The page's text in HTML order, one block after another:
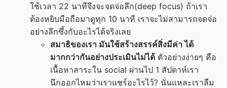
ใช้เวลา 22 นาทีจึงจะจดจ่อลึก(deep focus) ถ้าเรา
ต้องหยิบมือถือมาดูทุก 10 นาที เราจะไม่สามารถจดจ่อ
อย่างลึกซึ้งกับอะไรได้จริงเลย
สมาธิของเรา มันใช้สร้างสรรค์สิ่งมีค่า ได้
มากกว่ากันอย่างประเมินไม่ได้ตัวอย่างง่ายๆ คือ
เนื้อหาสาระใน social ผ่านไป 1 สัปดาห์เรา
นึกออกไหมว่าเราแชร์อะไรไว้? นั่นแหละเราลืม